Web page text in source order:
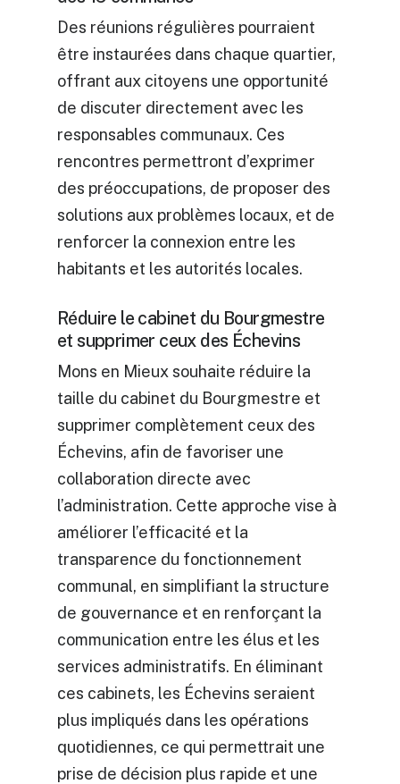
Des réunions régulières pourraient
être instaurées dans chaque quartier,
offrant aux citoyens une opportunité
de discuter directement avec les
responsables communaux. Ces
rencontres permettront d’exprimer
des préoccupations, de proposer des
solutions aux problèmes locaux, et de
renforcer la connexion entre les
habitants et les autorités locales.
Réduire le cabinet du Bourgmestre
et supprimer ceux des Échevins
Mons en Mieux souhaite réduire la
taille du cabinet du Bourgmestre et
supprimer complètement ceux des
Échevins, afin de favoriser une
collaboration directe avec
l’administration. Cette approche vise à
améliorer l’efficacité et la
transparence du fonctionnement
communal, en simplifiant la structure
de gouvernance et en renforçant la
communication entre les élus et les
services administratifs. En éliminant
ces cabinets, les Échevins seraient
plus impliqués dans les opérations
quotidiennes, ce qui permettrait une
prise de décision plus rapide et une